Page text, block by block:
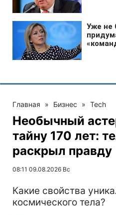
Главная » Бизнес » Tech
Необычный
тайну 170 лет:
раскрыл правду
08:11 09.08.2026 Вс
Какие свойства
космического тела?